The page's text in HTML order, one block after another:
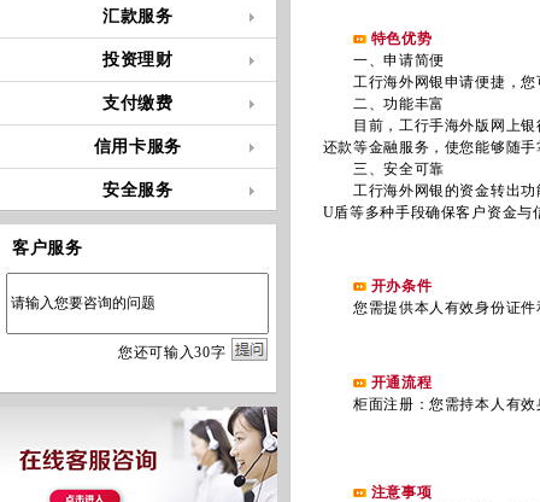
汇款服务
投资理财
支付缴费
信用卡服务
安全服务
客户服务
您还可输入30字
特色优势
一、申请简便
工行海外网银申请便捷，您
二、功能丰富
目前，工行手海外版网上银
还款等金融服务，使您能够随
三、安全可靠
工行海外网银的资金转出功
U盾等多种手段确保客户资金与
开办条件
您需提供本人有效身份证件
开通流程
柜面注册：您需持本人有效
注意事项